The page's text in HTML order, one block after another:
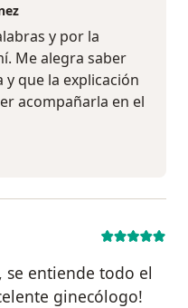
y por la
Me alegra saber
que la explicación
acompañarla en el
se entiende todo el
ginecólogo!